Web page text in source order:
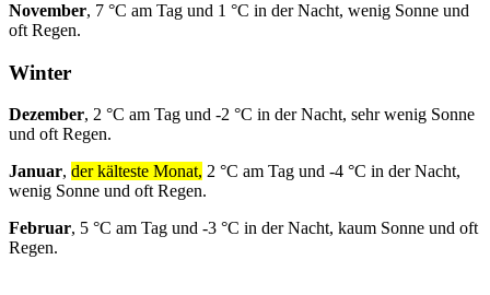
November, 7 °C am Tag und 1 °C in der Nacht, wenig Sonne und
oft Regen.
Winter
Dezember, 2 °C am Tag und -2 °C in der Nacht, sehr wenig Sonne
und oft Regen.
Januar, der kälteste Monat, 2 °C am Tag und -4 °C in der Nacht,
wenig Sonne und oft Regen.
Februar, 5 °C am Tag und -3 °C in der Nacht, kaum Sonne und oft
Regen.